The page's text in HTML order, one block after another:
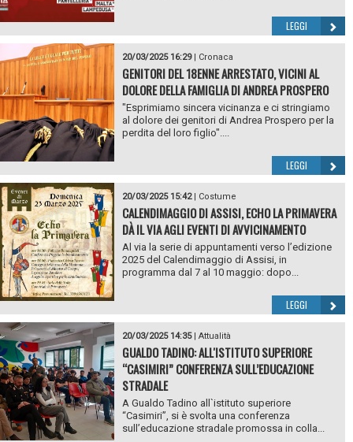
LEGGI
20/03/2025 16:29| Cronaca
GENITORI DEL 18ENNE ARRESTATO, VICINI AL
DOLORE DELLA FAMIGLIA DI ANDREA PROSPERO
"Esprimiamo sincera vicinanza e ci stringiamo
al dolore dei genitori di Andrea Prospero per la
perdita del loro figlio"....
LEGGI
20/03/2025 15:42| Costume
CALENDIMAGGIO DI ASSISI, ECHO LA PRIMAVERA
DÀ IL VIA AGLI EVENTI DI AVVICINAMENTO
Al via la serie di appuntamenti verso l’edizione
2025 del Calendimaggio di Assisi, in
programma dal 7 al 10 maggio: dopo...
LEGGI
20/03/2025 14:35| Attualità
GUALDO TADINO: ALL'ISTITUTO SUPERIORE
“CASIMIRI” CONFERENZA SULL’EDUCAZIONE
STRADALE
A Gualdo Tadino all`istituto superiore
“Casimiri”, si è svolta una conferenza
sull’educazione stradale promossa in colla...